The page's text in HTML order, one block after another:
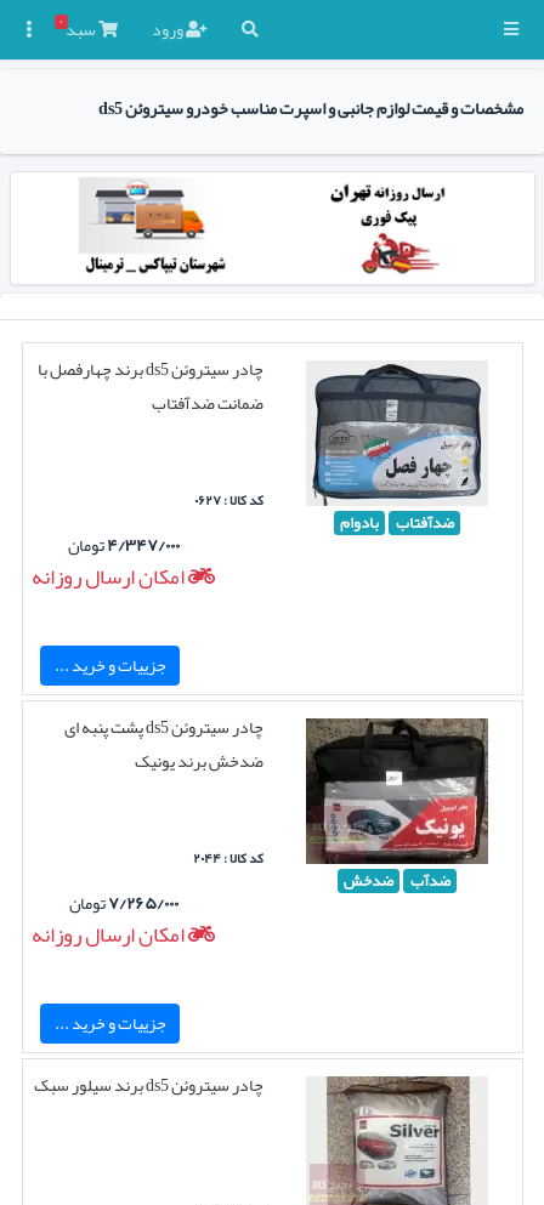
ورود سبد۰
مشخصات و قیمت لوازم جانبی و اسپرت مناسب خودرو سیتروئن ds5
ضدآفتاب بادوام
چادر سیتروئن ds5 برند چهارفصل با
ضمانت ضدآفتاب
کد کالا : ۰۶۲۷
۴/۳۴۷/۰۰۰تومان
امکان ارسال روزانه
جزییات و خرید ...
ضدآب ضدخش
چادر سیتروئن ds5 پشت پنبه ای
ضدخش برند یونیک
کد کالا : ۲۰۴۴
۷/۲۶۵/۰۰۰تومان
امکان ارسال روزانه
جزییات و خرید ...
چادر سیتروئن ds5 برند سیلور سبک